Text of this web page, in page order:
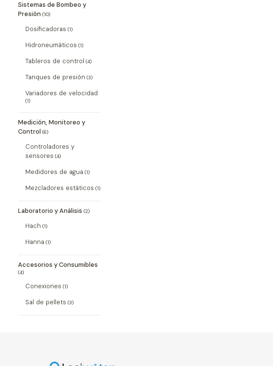
Sistemas de Bombeo y
Presión (10)
Dosificadoras (1)
Hidroneumáticos (1)
Tableros de control (4)
Tanques de presión (3)
Variadores de velocidad
(1)
Medición, Monitoreo y
Control (6)
Controladores y
sensores (4)
Medidores de agua (1)
Mezcladores estáticos (1)
Laboratorio y Análisis (2)
Hach (1)
Hanna (1)
Accesorios y Consumibles
(4)
Conexiones (1)
Sal de pellets (3)